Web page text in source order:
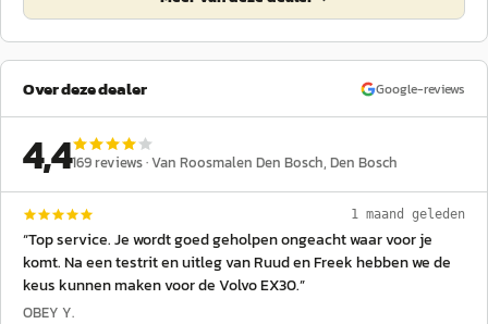
Over deze dealer Google-reviews
4,4169reviews ·Van Roosmalen Den Bosch, Den Bosch
1 maand geleden
“Top service. Je wordt goed geholpen ongeacht waar voor je
komt. Na een testrit en uitleg van Ruud en Freek hebben we de
keus kunnen maken voor de Volvo EX30.”
OBEY Y.